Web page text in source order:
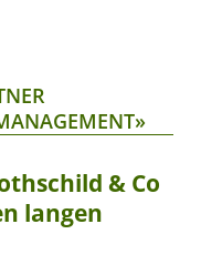
& Co
langen